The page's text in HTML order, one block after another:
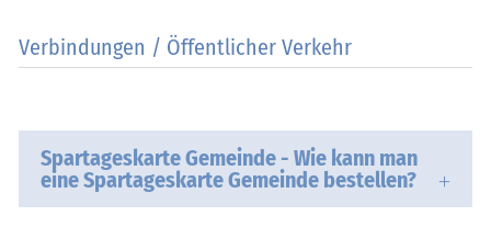
Verbindungen / Öffentlicher Verkehr
Spartageskarte Gemeinde - Wie kann man
eine Spartageskarte Gemeinde bestellen?